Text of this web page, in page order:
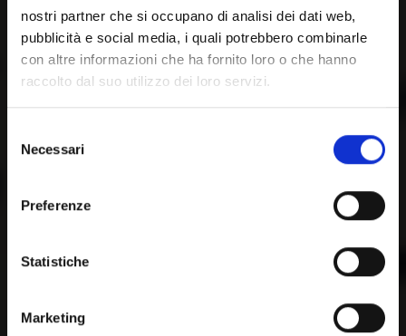
nostri partner che si occupano di analisi dei dati web,
pubblicità e social media, i quali potrebbero combinarle
con altre informazioni che ha fornito loro o che hanno
raccolto dal suo utilizzo dei loro servizi.
delNecessari
Preferenze
Statistiche
Marketing